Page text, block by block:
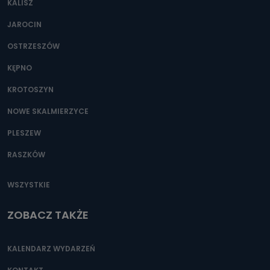
Można to zrobić pod numerem telefonu 62 735-51-05 lub
KALISZ
JAROCIN
OSTRZESZÓW
KĘPNO
KROTOSZYN
NOWE SKALMIERZYCE
PLESZEW
RASZKÓW
WSZYSTKIE
ZOBACZ TAKŻE
KALENDARZ WYDARZEŃ